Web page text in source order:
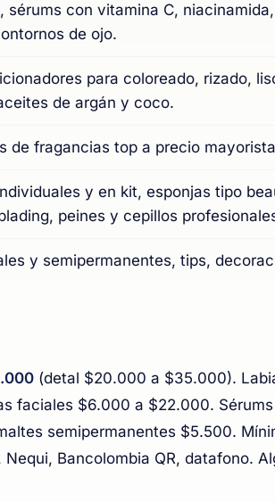
sérums con vitamina C,
de ojo.
para coloreado, rizado,
de argán y coco.
de fragancias top a precio
y en kit, esponjas tipo
peines y cepillos
y semipermanentes, tips,
(detal $20.000 a $35.000).
faciales $6.000 a $22.000.
semipermanentes $5.500.
Bancolombia QR, datafono.